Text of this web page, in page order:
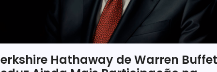
Hathaway de Warren